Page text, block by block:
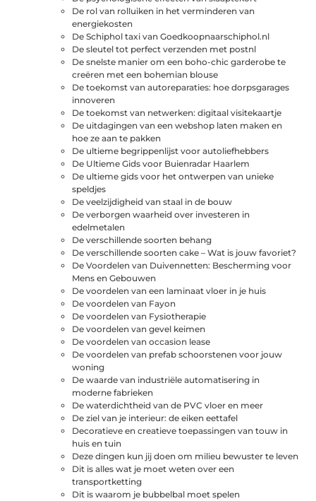
De rol van rolluiken in het verminderen van
energiekosten
De Schiphol taxi van Goedkoopnaarschiphol.nl
De sleutel tot perfect verzenden met postnl
De snelste manier om een boho-chic garderobe te
creëren met een bohemian blouse
De toekomst van autoreparaties: hoe dorpsgarages
innoveren
De toekomst van netwerken: digitaal visitekaartje
De uitdagingen van een webshop laten maken en
hoe ze aan te pakken
De ultieme begrippenlijst voor autoliefhebbers
De Ultieme Gids voor Buienradar Haarlem
De ultieme gids voor het ontwerpen van unieke
speldjes
De veelzijdigheid van staal in de bouw
De verborgen waarheid over investeren in
edelmetalen
De verschillende soorten behang
De verschillende soorten cake – Wat is jouw favoriet?
De Voordelen van Duivennetten: Bescherming voor
Mens en Gebouwen
De voordelen van een laminaat vloer in je huis
De voordelen van Fayon
De voordelen van Fysiotherapie
De voordelen van gevel keimen
De voordelen van occasion lease
De voordelen van prefab schoorstenen voor jouw
woning
De waarde van industriële automatisering in
moderne fabrieken
De waterdichtheid van de PVC vloer en meer
De ziel van je interieur: de eiken eettafel
Decoratieve en creatieve toepassingen van touw in
huis en tuin
Deze dingen kun jij doen om milieu bewuster te leven
Dit is alles wat je moet weten over een
transportketting
Dit is waarom je bubbelbal moet spelen